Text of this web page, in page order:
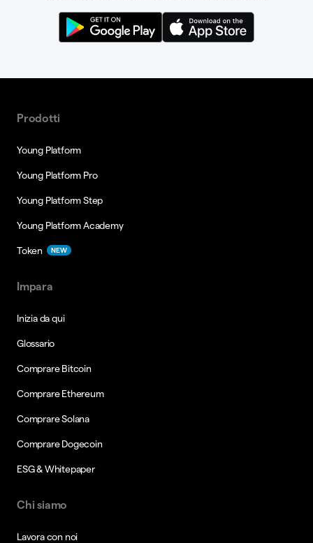
Prodotti
Young Platform
Young Platform Pro
Young Platform Step
Young Platform Academy
Token NEW
Impara
Inizia da qui
Glossario
Comprare Bitcoin
Comprare Ethereum
Comprare Solana
Comprare Dogecoin
ESG & Whitepaper
Chi siamo
Lavora con noi